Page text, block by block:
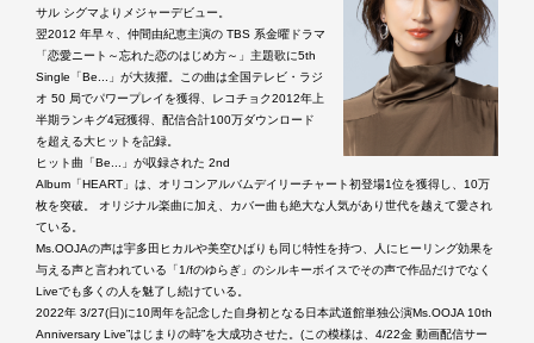
サル シグマよりメジャーデビュー。
翌2012 年早々、仲間由紀恵主演の TBS 系金曜ドラマ
「恋愛ニート～忘れた恋のはじめ方～」主題歌に5th
Single「Be...」が大抜擢。この曲は全国テレビ・ラジ
オ 50 局でパワープレイを獲得、レコチョク2012年上
半期ランキグ4冠獲得、配信合計100万ダウンロード
を超える大ヒットを記録。
ヒット曲「Be...」が収録された 2nd
Album「HEART」は、オリコンアルバムデイリーチャート初登場1位を獲得し、10万
枚を突破。 オリジナル楽曲に加え、カバー曲も絶大な人気があり世代を越えて愛され
ている。
Ms.OOJAの声は宇多田ヒカルや美空ひばりも同じ特性を持つ、人にヒーリング効果を
与える声と言われている「1/fのゆらぎ」のシルキーボイスでその声で作品だけでなく
Liveでも多くの人を魅了し続けている。
2022年 3/27(日)に10周年を記念した自身初となる日本武道館単独公演Ms.OOJA 10th
Anniversary Live”はじまりの時”を大成功させた。(この模様は、4/22金 動画配信サー